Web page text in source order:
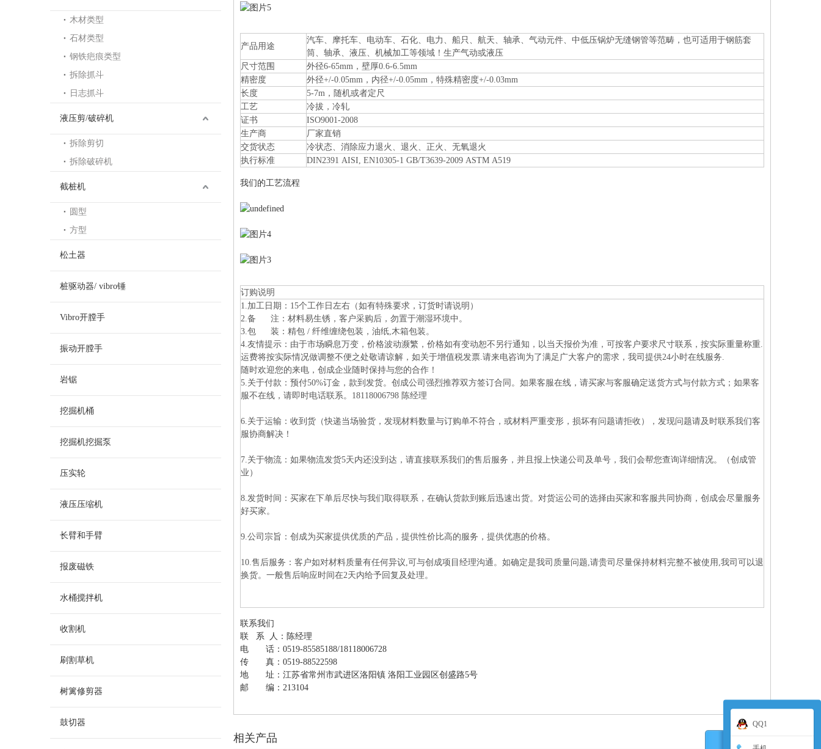
木材类型
石材类型
钢铁疤痕类型
拆除抓斗
日志抓斗
液压剪/破碎机
拆除剪切
拆除破碎机
截桩机
圆型
方型
松土器
桩驱动器/ vibro锤
Vibro开膛手
振动开膛手
岩锯
挖掘机桶
挖掘机挖掘泵
压实轮
液压压缩机
长臂和手臂
报废磁铁
水桶搅拌机
收割机
刷割草机
树篱修剪器
鼓切器
产品用途
汽车、摩托车、电动车、石化、电力、船只、航天、轴承、气动元件、中低压锅炉无缝钢管等范畴，也可适用于钢筋套
筒、轴承、液压、机械加工等领域！生产气动或液压
尺寸范围
外径6-65mm，壁厚0.6-6.5mm
精密度
外径+/-0.05mm，内径+/-0.05mm，特殊精密度+/-0.03mm
长度
5-7m，随机或者定尺
工艺
冷拔，冷轧
证书
ISO9001-2008
生产商
厂家直销
交货状态
冷状态、消除应力退火、退火、正火、无氧退火
执行标准
DIN2391 AISI, EN10305-1 GB/T3639-2009 ASTM A519
我们的工艺流程
订购说明
1.加工日期：15个工作日左右（如有特殊要求，订货时请说明）
2.备 注：材料易生锈，客户采购后，勿置于潮湿环境中。
3.包 装：精包 / 纤维缠绕包装，油纸,木箱包装。
4.友情提示：由于市场瞬息万变，价格波动濒繁，价格如有变动恕不另行通知，以当天报价为准，可按客户要求尺寸联系，按实际重量称重.
运费将按实际情况做调整不便之处敬请谅解，如关于增值税发票.请来电咨询为了满足广大客户的需求，我司提供24小时在线服务.
随时欢迎您的来电，创成企业随时保持与您的合作！
5.关于付款：预付50%订金，款到发货。创成公司强烈推荐双方签订合同。如果客服在线，请买家与客服确定送货方式与付款方式；如果客
服不在线，请即时电话联系。18118006798 陈经理
6.关于运输：收到货（快递当场验货，发现材料数量与订购单不符合，或材料严重变形，损坏有问题请拒收），发现问题请及时联系我们客
服协商解决！
7.关于物流：如果物流发货5天内还没到达，请直接联系我们的售后服务，并且报上快递公司及单号，我们会帮您查询详细情况。（创成管
业）
8.发货时间：买家在下单后尽快与我们取得联系，在确认货款到账后迅速出货。对货运公司的选择由买家和客服共同协商，创成会尽量服务
好买家。
9.公司宗旨：创成为买家提供优质的产品，提供性价比高的服务，提供优惠的价格。
10.售后服务：客户如对材料质量有任何异议,可与创成项目经理沟通。如确定是我司质量问题,请贵司尽量保持材料完整不被使用,我司可以退
换货。一般售后响应时间在2天内给予回复及处理。
联系我们
联 系 人：陈经理
电 话：0519-85585188/18118006728
传 真：0519-88522598
地 址：江苏省常州市武进区洛阳镇 洛阳工业园区创盛路5号
邮 编：213104
相关产品
QQ1